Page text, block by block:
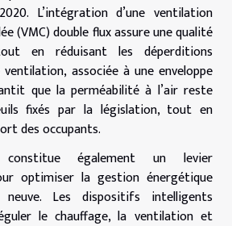
L’intégration d’une ventilation
(VMC) double flux assure une qualité
en réduisant les déperditions
associée à une enveloppe
que la perméabilité à l’air reste
fixés par la législation, tout en
des occupants.
également un levier
optimiser la gestion énergétique
Les dispositifs intelligents
le chauffage, la ventilation et